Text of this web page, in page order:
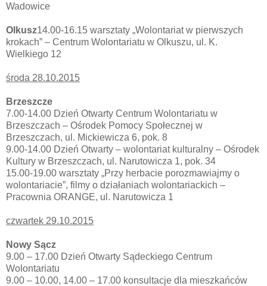
Wadowice
Olkusz14.00-16.15 warsztaty „Wolontariat w pierwszych
krokach” – Centrum Wolontariatu w Olkuszu, ul. K.
Wielkiego 12
środa 28.10.2015
Brzeszcze
7.00-14.00 Dzień Otwarty Centrum Wolontariatu w
Brzeszczach – Ośrodek Pomocy Społecznej w
Brzeszczach, ul. Mickiewicza 6, pok. 8
9.00-14.00 Dzień Otwarty – wolontariat kulturalny – Ośrodek
Kultury w Brzeszczach, ul. Narutowicza 1, pok. 34
15.00-19.00 warsztaty „Przy herbacie porozmawiajmy o
wolontariacie”, filmy o działaniach wolontariackich –
Pracownia ORANGE, ul. Narutowicza 1
czwartek 29.10.2015
Nowy Sącz
9.00 – 17.00 Dzień Otwarty Sądeckiego Centrum
Wolontariatu
9.00 – 10.00, 14.00 – 17.00 konsultacje dla mieszkańców